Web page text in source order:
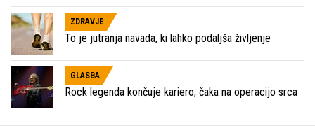
ZDRAVJE
To je jutranja navada, ki lahko podaljša življenje
GLASBA
Rock legenda končuje kariero, čaka na operacijo srca